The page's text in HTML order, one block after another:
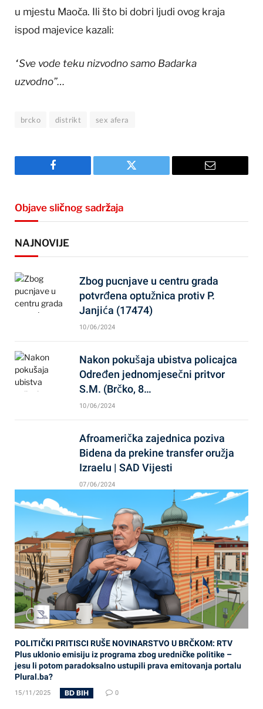
u mjestu Maoča. Ili što bi dobri ljudi ovog kraja
ispod majevice kazali:
“Sve vode teku nizvodno samo Badarka
uzvodno”…
brcko distrikt sex afera
Facebook Twitter Email
Objave sličnog sadržaja
NAJNOVIJE
Zbog pucnjave u centru grada
potvrđena optužnica protiv P.
Janjića (17474)
10/06/2024
Nakon pokušaja ubistva policajca
Određen jednomjesečni pritvor
S.M. (Brčko, 8…
10/06/2024
Afroamerička zajednica poziva
Bidena da prekine transfer oružja
Izraelu | SAD Vijesti
07/06/2024
POLITIČKI PRITISCI RUŠE NOVINARSTVO U BRČKOM: RTV
Plus uklonio emisiju iz programa zbog uredničke politike –
jesu li potom paradoksalno ustupili prava emitovanja portalu
Plural.ba?
15/11/2025 BD BIH 0